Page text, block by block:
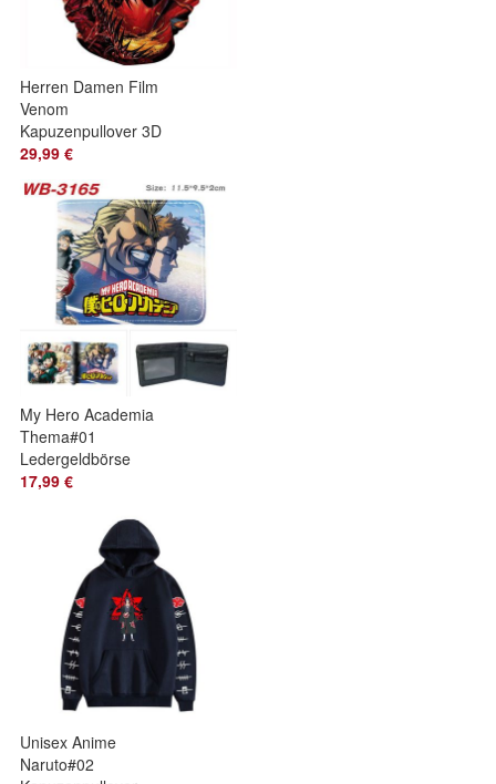
Herren Damen Film
Venom
Kapuzenpullover 3D
Druck Paar Hoodie
29,99 €
My Hero Academia
Thema#01
Ledergeldbörse
Jungen Mädchen
17,99 €
Unisex Anime
Naruto#02